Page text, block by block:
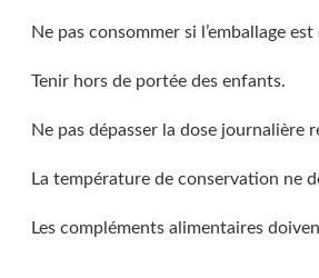
Ne pas consommer si l’emballage
Tenir hors de portée des enfants.
Ne pas dépasser la dose journalière
La température de conservation ne
Les compléments alimentaires